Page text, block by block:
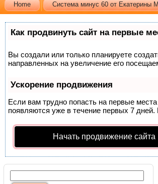
Home Cистема минус 60 от Екатерины
Как продвинуть сайт на первые
Вы создали или только планируете
направленных на увеличение его
Ускорение продвижения
Если вам трудно попасть на первые
появляются уже в течение первых 7
Начать продвижение сайта